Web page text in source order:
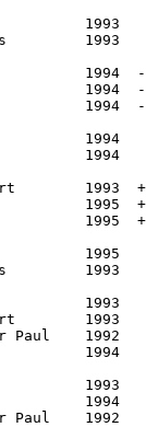
1993
1994
1994
1995
1993
1993
Paul
1994
Paul